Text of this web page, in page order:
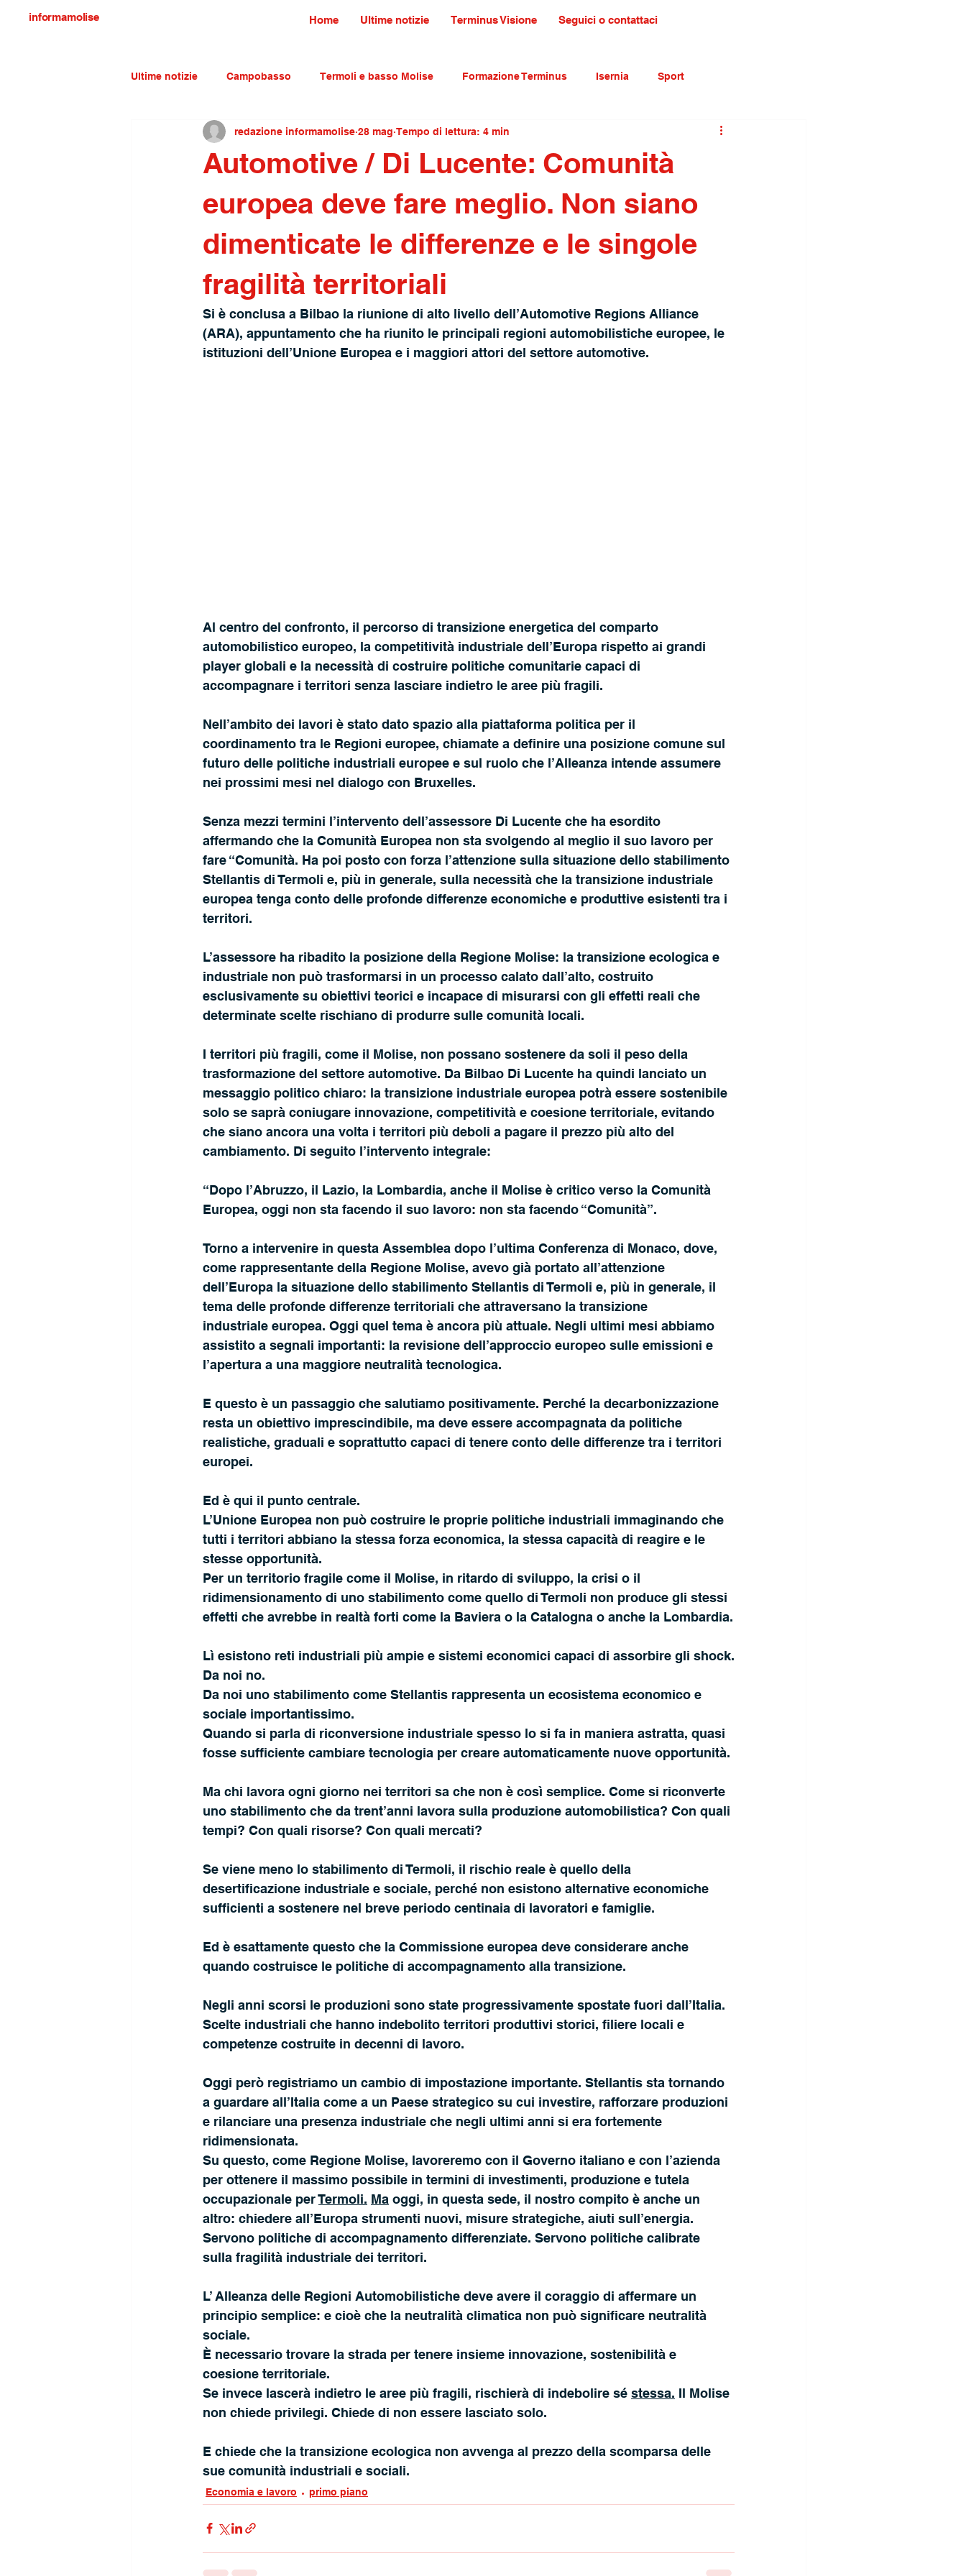
informamolise Home Ultime notizie Terminus Visione Seguici o contattaci
Ultime notizie Campobasso Termoli e basso Molise Formazione Terminus Isernia Sport
Economia e lavoro Molise cultura tradizioni e turismo primo piano
Automotive / Di Lucente: Comunità
europea deve fare meglio. Non siano
dimenticate le differenze e le singole
fragilità territoriali
redazione informamolise 28 mag Tempo di lettura: 4 min
Si è conclusa a Bilbao la riunione di alto livello dell’Automotive Regions Alliance
(ARA), appuntamento che ha riunito le principali regioni automobilistiche europee, le
istituzioni dell’Unione Europea e i maggiori attori del settore automotive.
Al centro del confronto, il percorso di transizione energetica del comparto
automobilistico europeo, la competitività industriale dell’Europa rispetto ai grandi
player globali e la necessità di costruire politiche comunitarie capaci di
accompagnare i territori senza lasciare indietro le aree più fragili.
Nell’ambito dei lavori è stato dato spazio alla piattaforma politica per il
coordinamento tra le Regioni europee, chiamate a definire una posizione comune sul
futuro delle politiche industriali europee e sul ruolo che l’Alleanza intende assumere
nei prossimi mesi nel dialogo con Bruxelles.
Senza mezzi termini l’intervento dell’assessore Di Lucente che ha esordito
affermando che la Comunità Europea non sta svolgendo al meglio il suo lavoro per
fare “Comunità. Ha poi posto con forza l’attenzione sulla situazione dello stabilimento
Stellantis di Termoli e, più in generale, sulla necessità che la transizione industriale
europea tenga conto delle profonde differenze economiche e produttive esistenti tra i
territori.
L’assessore ha ribadito la posizione della Regione Molise: la transizione ecologica e
industriale non può trasformarsi in un processo calato dall’alto, costruito
esclusivamente su obiettivi teorici e incapace di misurarsi con gli effetti reali che
determinate scelte rischiano di produrre sulle comunità locali.
I territori più fragili, come il Molise, non possano sostenere da soli il peso della
trasformazione del settore automotive. Da Bilbao Di Lucente ha quindi lanciato un
messaggio politico chiaro: la transizione industriale europea potrà essere sostenibile
solo se saprà coniugare innovazione, competitività e coesione territoriale, evitando
che siano ancora una volta i territori più deboli a pagare il prezzo più alto del
cambiamento. Di seguito l’intervento integrale:
“Dopo l’Abruzzo, il Lazio, la Lombardia, anche il Molise è critico verso la Comunità
Europea, oggi non sta facendo il suo lavoro: non sta facendo “Comunità”.
Torno a intervenire in questa Assemblea dopo l’ultima Conferenza di Monaco, dove,
come rappresentante della Regione Molise, avevo già portato all’attenzione
dell’Europa la situazione dello stabilimento Stellantis di Termoli e, più in generale, il
tema delle profonde differenze territoriali che attraversano la transizione
industriale europea. Oggi quel tema è ancora più attuale. Negli ultimi mesi abbiamo
assistito a segnali importanti: la revisione dell’approccio europeo sulle emissioni e
l’apertura a una maggiore neutralità tecnologica.
E questo è un passaggio che salutiamo positivamente. Perché la decarbonizzazione
resta un obiettivo imprescindibile, ma deve essere accompagnata da politiche
realistiche, graduali e soprattutto capaci di tenere conto delle differenze tra i territori
europei.
Ed è qui il punto centrale.
L’Unione Europea non può costruire le proprie politiche industriali immaginando che
tutti i territori abbiano la stessa forza economica, la stessa capacità di reagire e le
stesse opportunità.
Per un territorio fragile come il Molise, in ritardo di sviluppo, la crisi o il
ridimensionamento di uno stabilimento come quello di Termoli non produce gli stessi
effetti che avrebbe in realtà forti come la Baviera o la Catalogna o anche la Lombardia.
Lì esistono reti industriali più ampie e sistemi economici capaci di assorbire gli shock.
Da noi no.
Da noi uno stabilimento come Stellantis rappresenta un ecosistema economico e
sociale importantissimo.
Quando si parla di riconversione industriale spesso lo si fa in maniera astratta, quasi
fosse sufficiente cambiare tecnologia per creare automaticamente nuove opportunità.
Ma chi lavora ogni giorno nei territori sa che non è così semplice. Come si riconverte
uno stabilimento che da trent’anni lavora sulla produzione automobilistica? Con quali
tempi? Con quali risorse? Con quali mercati?
Se viene meno lo stabilimento di Termoli, il rischio reale è quello della
desertificazione industriale e sociale, perché non esistono alternative economiche
sufficienti a sostenere nel breve periodo centinaia di lavoratori e famiglie.
Ed è esattamente questo che la Commissione europea deve considerare anche
quando costruisce le politiche di accompagnamento alla transizione.
Negli anni scorsi le produzioni sono state progressivamente spostate fuori dall’Italia.
Scelte industriali che hanno indebolito territori produttivi storici, filiere locali e
competenze costruite in decenni di lavoro.
Oggi però registriamo un cambio di impostazione importante. Stellantis sta tornando
a guardare all’Italia come a un Paese strategico su cui investire, rafforzare produzioni
e rilanciare una presenza industriale che negli ultimi anni si era fortemente
ridimensionata.
Su questo, come Regione Molise, lavoreremo con il Governo italiano e con l’azienda
per ottenere il massimo possibile in termini di investimenti, produzione e tutela
occupazionale per Termoli. Ma oggi, in questa sede, il nostro compito è anche un
altro: chiedere all’Europa strumenti nuovi, misure strategiche, aiuti sull’energia.
Servono politiche di accompagnamento differenziate. Servono politiche calibrate
sulla fragilità industriale dei territori.
L’ Alleanza delle Regioni Automobilistiche deve avere il coraggio di affermare un
principio semplice: e cioè che la neutralità climatica non può significare neutralità
sociale.
È necessario trovare la strada per tenere insieme innovazione, sostenibilità e
coesione territoriale.
Se invece lascerà indietro le aree più fragili, rischierà di indebolire sé stessa. Il Molise
non chiede privilegi. Chiede di non essere lasciato solo.
E chiede che la transizione ecologica non avvenga al prezzo della scomparsa delle
sue comunità industriali e sociali.
Economia e lavoro primo piano